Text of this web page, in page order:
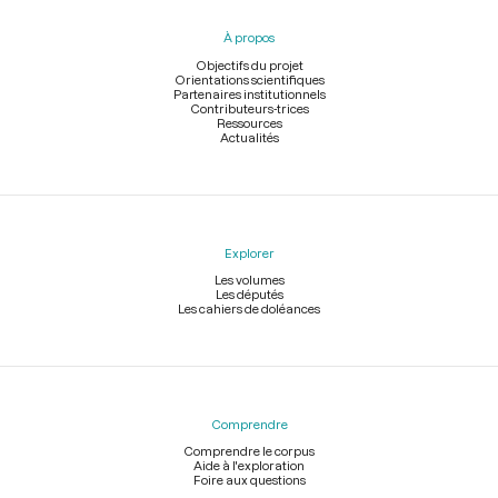
À propos
Objectifs du projet
Orientations scientifiques
Partenaires institutionnels
Contributeurs-trices
Ressources
Actualités
Explorer
Les volumes
Les députés
Les cahiers de doléances
Comprendre
Comprendre le corpus
Aide à l'exploration
Foire aux questions